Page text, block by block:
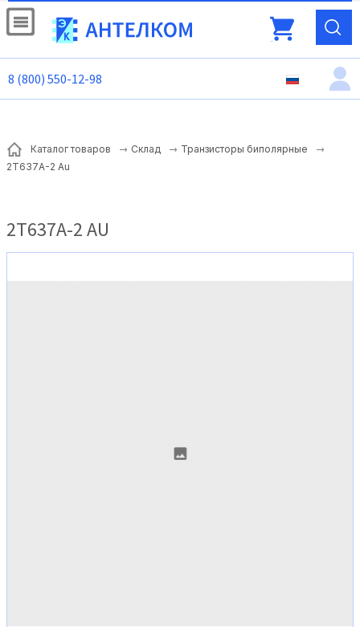
8 (800) 550-12-98
Каталог товаров Склад
Транзисторы биполярные
2Т637А-2 Au
2Т637А-2 AU